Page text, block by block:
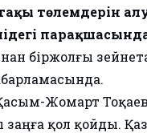
төлемдерін
біржолғы
Жомарт
заңға қол қойды.